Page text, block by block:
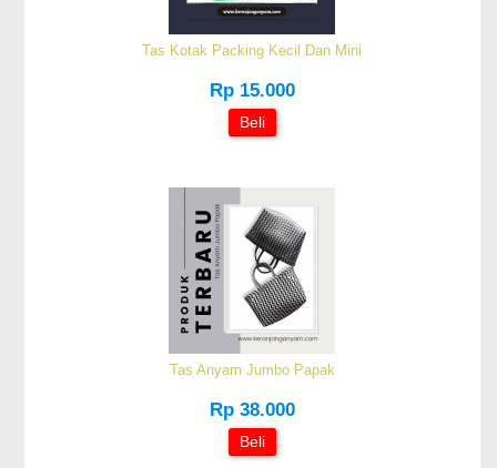
Tas Kotak Packing Kecil Dan Mini
Rp 15.000
Beli
Tas Anyam Jumbo Papak
Rp 38.000
Beli